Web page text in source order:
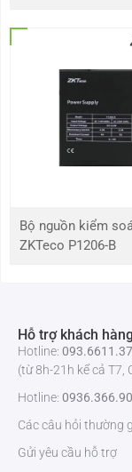
Điện áp hoạt động
Camera giám sát
Phần mềm
VSCN200
Máy ảnh kỹ
IPC đáng tin
Giám sát theo
Chịu được mọi
Tích hợp với hệ
trắc học, RFID
Bộ nguồn kiểm
ZKTeco P1206-B
Hỗ trợ khách hàng
Hotline:
(từ 8h-21h kể cả T7,
Hotline:
Các câu hỏi thường
Gửi yêu cầu hỗ trợ